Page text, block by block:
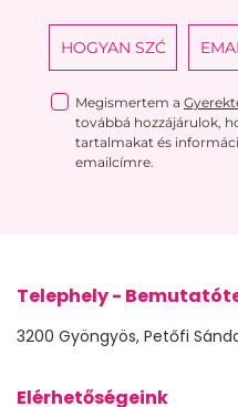
Megismertem a
továbbá hozzájárulok,
tartalmakat és
emailcímre.
Telephely -
3200 Gyöngyös, Petőfi
Elérhetőségeink